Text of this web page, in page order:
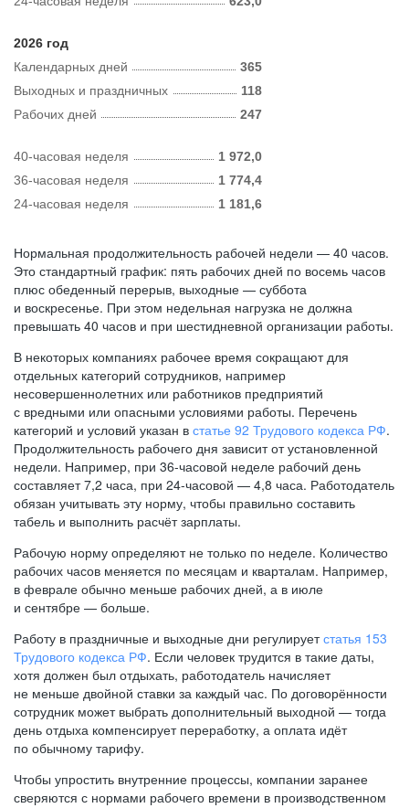
2026 год
Календарных дней
365
Рабочих дней 247
Выходных и праздничных 118
40-часовая неделя
1 972,0
36-часовая неделя
1 774,4
24-часовая неделя
1 181,6
Нормальная продолжительность рабочей недели — 40 часов.
Это стандартный график: пять рабочих дней по восемь часов
плюс обеденный перерыв, выходные — суббота
и воскресенье. При этом недельная нагрузка не должна
превышать 40 часов и при шестидневной организации работы.
В некоторых компаниях рабочее время сокращают для
отдельных категорий сотрудников, например
несовершеннолетних или работников предприятий
с вредными или опасными условиями работы. Перечень
категорий и условий указан в статье 92 Трудового кодекса РФ.
Продолжительность рабочего дня зависит от установленной
недели. Например, при 36-часовой неделе рабочий день
составляет 7,2 часа, при 24-часовой — 4,8 часа. Работодатель
обязан учитывать эту норму, чтобы правильно составить
табель и выполнить расчёт зарплаты.
Рабочую норму определяют не только по неделе. Количество
рабочих часов меняется по месяцам и кварталам. Например,
в феврале обычно меньше рабочих дней, а в июле
и сентябре — больше.
Работу в праздничные и выходные дни регулируетстатья 153
Трудового кодекса РФ. Если человек трудится в такие даты,
хотя должен был отдыхать, работодатель начисляет
не меньше двойной ставки за каждый час. По договорённости
сотрудник может выбрать дополнительный выходной — тогда
день отдыха компенсирует переработку, а оплата идёт
по обычному тарифу.
Чтобы упростить внутренние процессы, компании заранее
сверяются с нормами рабочего времени в производственном